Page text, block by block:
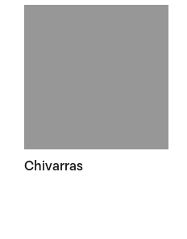
Chivarras